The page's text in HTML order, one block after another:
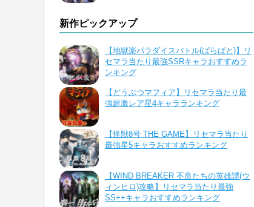
新作ピックアップ
【地獄楽パラダイスバトル(ぱらばと)】リ
セマラ当たり最強SSRキャラおすすめラ
ンキング
【どうぶつマフィア】リセマラ当たり最
強超激レア星4キャラランキング
【怪獣8号 THE GAME】リセマラ当たり
最強星5キャラおすすめランキング
【WIND BREAKER 不良たちの英雄譚(ウ
ィンヒロ)攻略】リセマラ当たり最強
SS++キャラおすすめランキング